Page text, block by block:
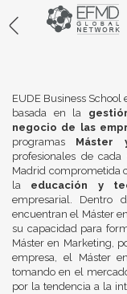
EUDE Business
basada en la
negocio de las
programas Máster
profesionales de
Madrid comprometida
la educación y
empresarial. Dentro
encuentran el Máster
su capacidad para
Máster en Marketing,
empresa, el Máster
tomando en el
por la tendencia a la